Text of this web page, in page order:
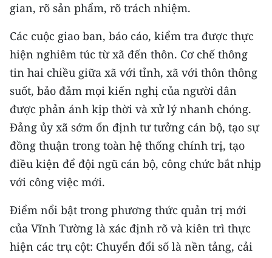
CHƯƠNG TRÌNH OCOP - MỖI XÃ
MỘT SẢN PHẨM
RADIO
MEDIA CENTER
E-Magazine
Video
Media Chính trị
Media Kinh tế
Media Văn hóa
gian, rõ sản phẩm, rõ trách nhiệm.
Các cuộc giao ban, báo cáo, kiểm tra được thực
hiện nghiêm túc từ xã đến thôn. Cơ chế thông
tin hai chiều giữa xã với tỉnh, xã với thôn thông
suốt, bảo đảm mọi kiến nghị của người dân
được phản ánh kịp thời và xử lý nhanh chóng.
Đảng ủy xã sớm ổn định tư tưởng cán bộ, tạo sự
đồng thuận trong toàn hệ thống chính trị, tạo
điều kiện để đội ngũ cán bộ, công chức bắt nhịp
với công việc mới.
Điểm nổi bật trong phương thức quản trị mới
của Vĩnh Tường là xác định rõ và kiên trì thực
hiện các trụ cột: Chuyển đổi số là nền tảng, cải